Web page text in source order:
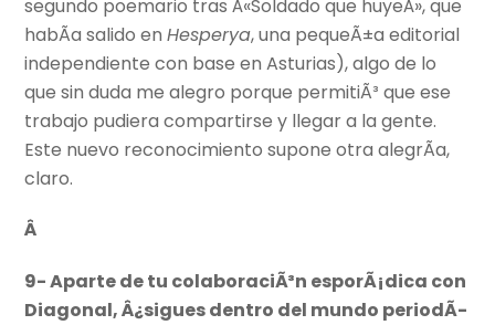
segundo poemario tras Â«Soldado que huyeÂ», que
habÃ­a salido enHesperya, una pequeÃ±a editorial
independiente con base en Asturias), algo de lo
que sin duda me alegro porque permitiÃ³ que ese
trabajo pudiera compartirse y llegar a la gente.
Este nuevo reconocimiento supone otra alegrÃ­a,
claro.
Â
9- Aparte de tu colaboraciÃ³n esporÃ¡dica con
Diagonal, Â¿sigues dentro del mundo periodÃ­